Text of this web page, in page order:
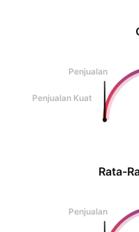
Penjualan
Penjualan Kuat
Rata-
Penjualan